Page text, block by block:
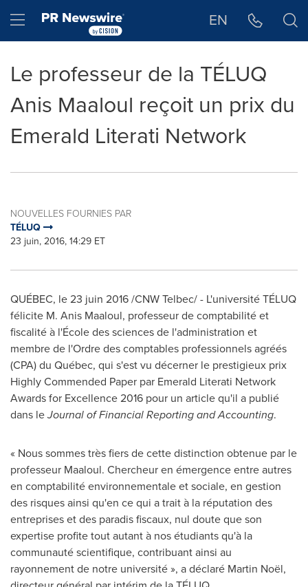
Hamburger menu EN
Le professeur de la TÉLUQ
Anis Maaloul reçoit un prix du
Emerald Literati Network
NOUVELLES FOURNIES PAR
TÉLUQ
23 juin, 2016, 14:29 ET
QUÉBEC, le 23 juin 2016 /CNW Telbec/ - L'université TÉLUQ
félicite M. Anis Maaloul, professeur de comptabilité et
fiscalité à l'École des sciences de l'administration et
membre de l'Ordre des comptables professionnels agréés
(CPA) du Québec, qui s'est vu décerner le prestigieux prix
Highly Commended Paper par Emerald Literati Network
Awards for Excellence 2016 pour un article qu'il a publié
dans leJournal of Financial Reporting and Accounting.
« Nous sommes très fiers de cette distinction obtenue par le
professeur Maaloul. Chercheur en émergence entre autres
en comptabilité environnementale et sociale, en gestion
des risques ainsi qu'en ce qui a trait à la réputation des
entreprises et des paradis fiscaux, nul doute que son
expertise profite tout autant à nos étudiants qu'à la
communauté scientifique, contribuant ainsi au
rayonnement de notre université », a déclaré Martin Noël,